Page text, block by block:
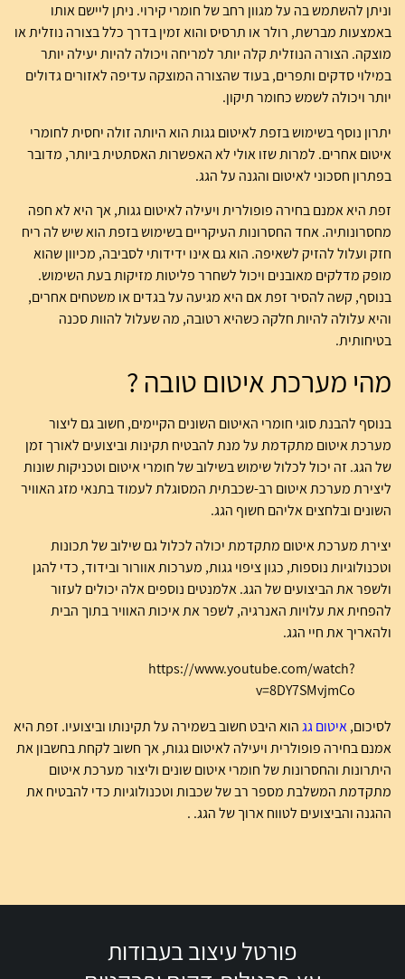
וניתן להשתמש בה על מגוון רחב של חומרי קירוי. ניתן ליישם אותו
באמצעות מברשת, רולר או תרסיס והוא זמין בדרך כלל בצורה נוזלית או
מוצקה. הצורה הנוזלית קלה יותר למריחה ויכולה להיות יעילה יותר
במילוי סדקים ותפרים, בעוד שהצורה המוצקה עדיפה לאזורים גדולים
יותר ויכולה לשמש כחומר תיקון.
יתרון נוסף בשימוש בזפת לאיטום גגות הוא היותה זולה יחסית לחומרי
איטום אחרים. למרות שזו אולי לא האפשרות האסתטית ביותר, מדובר
בפתרון חסכוני לאיטום והגנה על הגג.
זפת היא אמנם בחירה פופולרית ויעילה לאיטום גגות, אך היא לא חפה
מחסרונותיה. אחד החסרונות העיקריים בשימוש בזפת הוא שיש לה ריח
חזק ועלול להזיק לשאיפה. הוא גם אינו ידידותי לסביבה, מכיוון שהוא
מופק מדלקים מאובנים ויכול לשחרר פליטות מזיקות בעת השימוש.
בנוסף, קשה להסיר זפת אם היא מגיעה על בגדים או משטחים אחרים,
והיא עלולה להיות חלקה כשהיא רטובה, מה שעלול להוות סכנה
בטיחותית.
מהי מערכת איטום טובה ?
בנוסף להבנת סוגי חומרי האיטום השונים הקיימים, חשוב גם ליצור
מערכת איטום מתקדמת על מנת להבטיח תקינות וביצועים לאורך זמן
של הגג. זה יכול לכלול שימוש בשילוב של חומרי איטום וטכניקות שונות
ליצירת מערכת איטום רב-שכבתית המסוגלת לעמוד בתנאי מזג האוויר
השונים ובלחצים אליהם חשוף הגג.
יצירת מערכת איטום מתקדמת יכולה לכלול גם שילוב של תכונות
וטכנולוגיות נוספות, כגון ציפוי גגות, מערכות אוורור ובידוד, כדי להגן
ולשפר את הביצועים של הגג. אלמנטים נוספים אלה יכולים לעזור
להפחית את עלויות האנרגיה, לשפר את איכות האוויר בתוך הבית
ולהאריך את חיי הגג.
https://www.youtube.com/watch?
v=8DY7SMvjmCo
לסיכום,איטום גגהוא היבט חשוב בשמירה על תקינותו וביצועיו. זפת היא
אמנם בחירה פופולרית ויעילה לאיטום גגות, אך חשוב לקחת בחשבון את
היתרונות והחסרונות של חומרי איטום שונים וליצור מערכת איטום
מתקדמת המשלבת מספר רב של שכבות וטכנולוגיות כדי להבטיח את
ההגנה והביצועים לטווח ארוך של הגג. .
פורטל עיצוב בעבודות